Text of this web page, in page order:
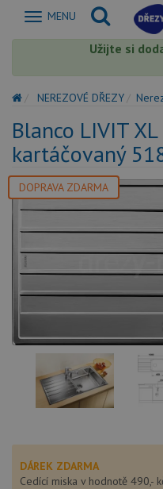
Zobrazit
MENU
Užijte si
NEREZOVÉ DŘEZY
Blanco LIVIT
kartáčovaný
DOPRAVA ZDARMA
DÁREK ZDARMA
Cedící miska v hodnotě 490,-